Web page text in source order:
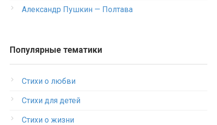
Александр Пушкин — Полтава
Популярные тематики
Стихи о любви
Стихи для детей
Стихи о жизни